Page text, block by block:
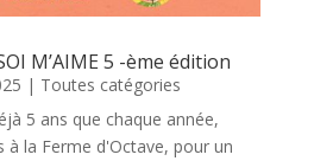
M’AIME 5 -ème édition
| Toutes catégories
5 ans que chaque année,
la Ferme d'Octave, pour un